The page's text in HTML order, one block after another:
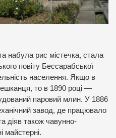
набула рис містечка, стала
повіту Бессарабської
населення. Якщо в
то в 1890 році —
паровий млин. У 1886
завод, де працювало
діяв також чавунно-
майстерні.